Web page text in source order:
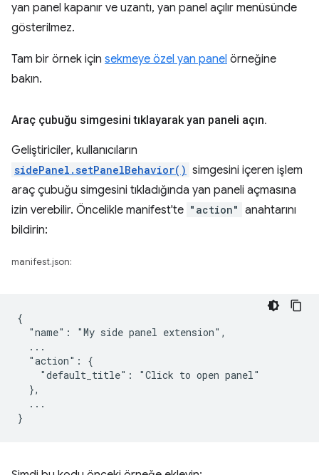
yan panel kapanır ve uzantı, yan panel açılır menüsünde
gösterilmez.
Tam bir örnek için sekmeye özel yan panel örneğine
bakın.
Araç çubuğu simgesini tıklayarak yan paneli açın.
Geliştiriciler, kullanıcıların
sidePanel.setPanelBehavior() simgesini içeren işlem
araç çubuğu simgesini tıkladığında yan paneli açmasına
izin verebilir. Öncelikle manifest'te "action" anahtarını
bildirin:
manifest.json:
{
  "name": "My side panel extension",
  ...
  "action": {
    "default_title": "Click to open panel"
  },
  ...